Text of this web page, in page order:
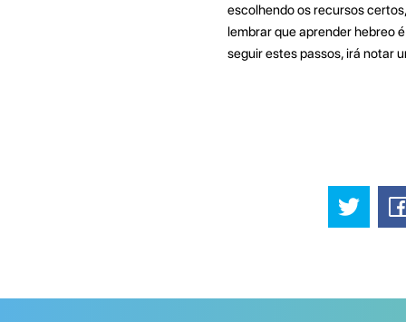
escolhendo os recursos
lembrar que aprender hebreo
seguir estes passos, irá notar